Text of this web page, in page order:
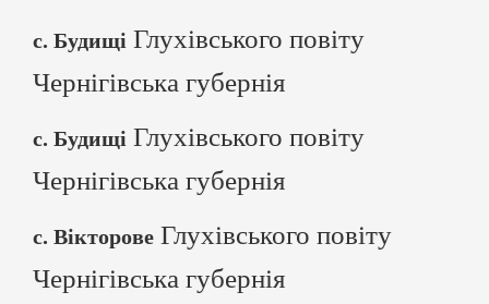
с. Будищі Глухівського повіту
Чернігівська губернія
с. Будищі Глухівського повіту
Чернігівська губернія
с. Вікторове Глухівського повіту
Чернігівська губернія